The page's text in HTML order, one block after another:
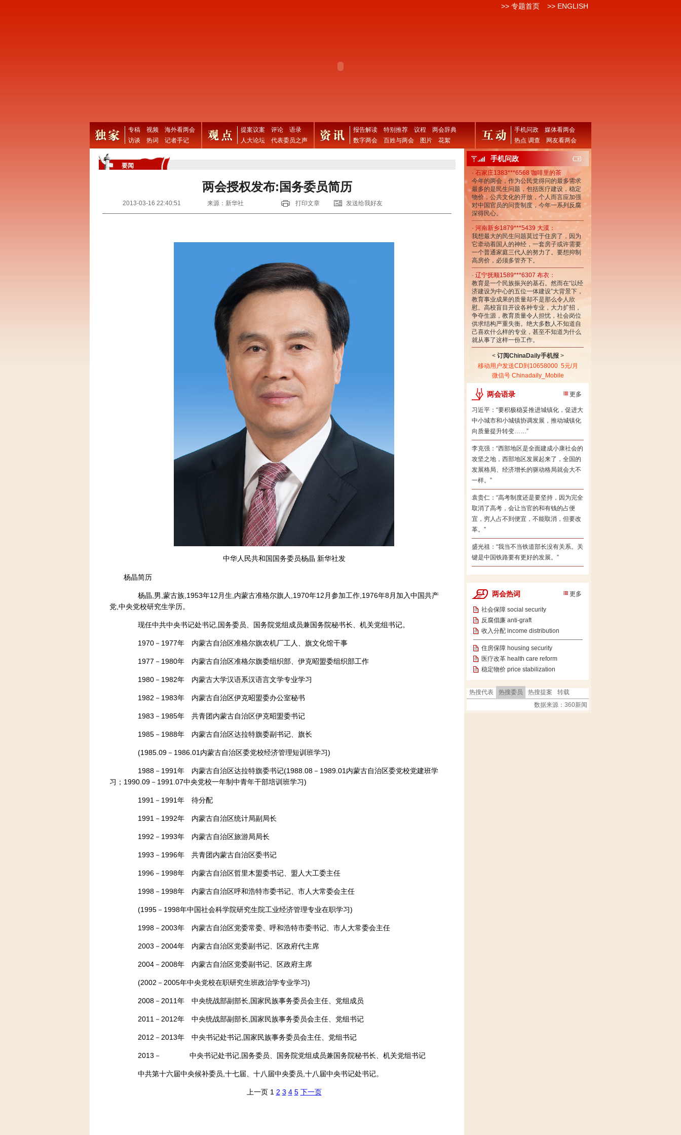
>> 专题首页 >> ENGLISH
专稿 视频
海外看两会
访谈
热词 记者手记
提案议案 评论
语录
人大论坛
代表委员之声
报告解读 特别推荐 议程
两会辞典
数字两会
百姓与两会 图片 花絮
手机问政
媒体看两会
热点 调查
网友看两会
要闻
两会授权发布:国务委员简历
2013-03-16 22:40:51 来源：新华社 打印文章 发送给我好友
中华人民共和国国务委员杨晶 新华社发
杨晶简历
杨晶,男,蒙古族,1953年12月生,内蒙古准格尔旗人,1970年12月参加工作,1976年8月加入中国共产
党,中央党校研究生学历。
现任中共中央书记处书记,国务委员、国务院党组成员兼国务院秘书长、机关党组书记。
1970－1977年 内蒙古自治区准格尔旗农机厂工人、旗文化馆干事
1977－1980年 内蒙古自治区准格尔旗委组织部、伊克昭盟委组织部工作
1980－1982年 内蒙古大学汉语系汉语言文学专业学习
1982－1983年 内蒙古自治区伊克昭盟委办公室秘书
1983－1985年 共青团内蒙古自治区伊克昭盟委书记
1985－1988年 内蒙古自治区达拉特旗委副书记、旗长
(1985.09－1986.01内蒙古自治区委党校经济管理短训班学习)
1988－1991年 内蒙古自治区达拉特旗委书记(1988.08－1989.01内蒙古自治区委党校党建班学
习；1990.09－1991.07中央党校一年制中青年干部培训班学习)
1991－1991年 待分配
1991－1992年 内蒙古自治区统计局副局长
1992－1993年 内蒙古自治区旅游局局长
1993－1996年 共青团内蒙古自治区委书记
1996－1998年 内蒙古自治区哲里木盟委书记、盟人大工委主任
1998－1998年 内蒙古自治区呼和浩特市委书记、市人大常委会主任
(1995－1998年中国社会科学院研究生院工业经济管理专业在职学习)
1998－2003年 内蒙古自治区党委常委、呼和浩特市委书记、市人大常委会主任
2003－2004年 内蒙古自治区党委副书记、区政府代主席
2004－2008年 内蒙古自治区党委副书记、区政府主席
(2002－2005年中央党校在职研究生班政治学专业学习)
2008－2011年 中央统战部副部长,国家民族事务委员会主任、党组成员
2011－2012年 中央统战部副部长,国家民族事务委员会主任、党组书记
2012－2013年 中央书记处书记,国家民族事务委员会主任、党组书记
2013－ 中央书记处书记,国务委员、国务院党组成员兼国务院秘书长、机关党组书记
中共第十六届中央候补委员,十七届、十八届中央委员,十八届中央书记处书记。
上一页 1 2 3 4 5 下一页
手机问政
· 石家庄1383***6568 咖啡里的茶
今年的两会，作为公民觉得问的最多需求
最多的是民生问题，包括医疗建设，稳定
物价，公共文化的开放，个人而言应加强
对中国官员的问责制度，今年一系列反腐
深得民心。
· 河南新乡1879***5439 大漠：
我想最大的民生问题莫过于住房了，因为
它牵动着国人的神经，一套房子或许需要
一个普通家庭三代人的努力了。要想抑制
高房价，必须多管齐下。
· 辽宁抚顺1589***6307 布衣：
教育是一个民族振兴的基石。然而在“以经
济建设为中心的五位一体建设”大背景下，
教育事业成果的质量却不是那么令人欣
慰。高校盲目开设各种专业，大力扩招，
争夺生源，教育质量令人担忧，社会岗位
供求结构严重失衡。绝大多数人不知道自
己喜欢什么样的专业，甚至不知道为什么
就从事了这样一份工作。
< 订阅ChinaDaily手机报>
移动用户发送CD到10658000 5元/月
微信号 Chinadaily_Mobile
两会语录 更多
习近平：“要积极稳妥推进城镇化，促进大
中小城市和小城镇协调发展，推动城镇化
向质量提升转变……”
李克强：“西部地区是全面建成小康社会的
攻坚之地，西部地区发展起来了，全国的
发展格局、经济增长的驱动格局就会大不
一样。”
袁贵仁：“高考制度还是要坚持，因为完全
取消了高考，会让当官的和有钱的占便
宜，穷人占不到便宜，不能取消，但要改
革。”
盛光祖：“我当不当铁道部长没有关系。关
键是中国铁路要有更好的发展。”
两会热词 更多
社会保障 social security
反腐倡廉 anti-graft
收入分配 income distribution
住房保障 housing security
医疗改革 health care reform
稳定物价 price stabilization
热搜代表 热搜委员 热搜提案
转载
数据来源：360新闻